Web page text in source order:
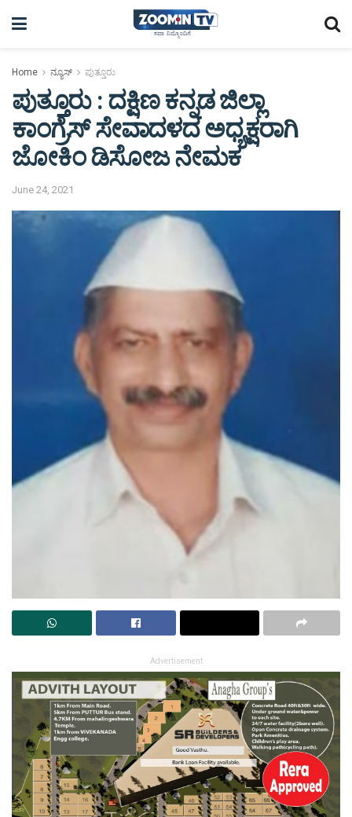
Home ನ್ಯೂಸ್ ಪುತ್ತೂರು
ಪುತ್ತೂರು : ದಕ್ಷಿಣ ಕನ್ನಡ ಜಿಲ್ಲಾ
ಕಾಂಗ್ರೆಸ್ ಸೇವಾದಳದ ಅಧ್ಯಕ್ಷರಾಗಿ
ಜೋಕಿಂ ಡಿಸೋಜ ನೇಮಕ
June 24, 2021
Advertisement